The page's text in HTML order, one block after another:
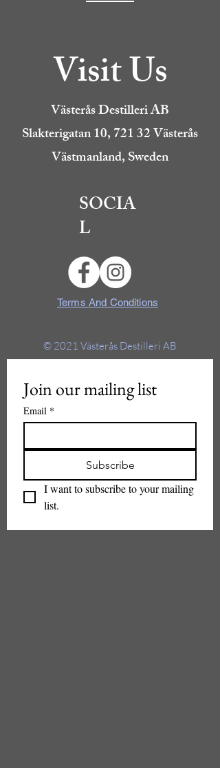
Visit Us
Västerås Destilleri AB
Slakterigatan 10, 721 32 Västerås
Västmanland, Sweden
SOCIA
L
Terms And Conditions
© 2021 Västerås Destilleri AB
Join our mailing list
Email *
Subscribe
I want to subscribe to your mailing
list.